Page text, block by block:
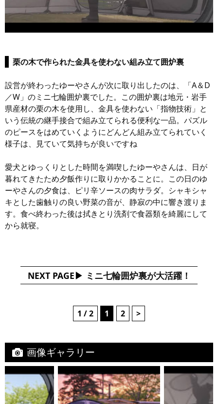
栗の木で作られた金具を使わない組み立て囲炉裏
設営が終わったゆーやさんが次に取り出したのは、「A＆D
／W」のミニ七輪囲炉裏でした。この囲炉裏は地元・岩手
県産材の栗の木を使用し、金具を使わない「指物技術」と
いう伝統の継手接合で組み立てられる便利な一品。パズル
のピースをはめていくようにどんどん組み立てられていく
様子は、見ていて気持ちが良いですね
愛犬とゆっくりとした時間を満喫したゆーやさんは、日が
暮れてきたため夕飯作りに取りかかることに。この日のゆ
ーやさんの夕食は、ピリ辛ソースの肉サラダ。シャキシャ
キとした歯触りの良い野菜の音が、静寂の中に響き渡りま
す。食べ終わった後は拭きとり洗剤で食器類を綺麗にして
から就寝。
NEXT PAGE ミニ七輪囲炉裏が大活躍！
1 / 2 1 2 >
画像ギャラリー